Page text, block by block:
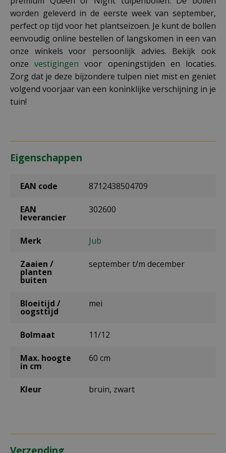
worden geleverd in de eerste week van september,
perfect op tijd voor het plantseizoen. Je kunt de bollen
eenvoudig online bestellen of langskomen in een van
onze winkels voor persoonlijk advies. Bekijk ook
onzevestigingen voor openingstijden en locaties.
Zorg dat je deze bijzondere tulpen niet mist en geniet
volgend voorjaar van een koninklijke verschijning in je
tuin!
Eigenschappen
EAN code 8712438504709
EAN
leverancier
302600
Merk Jub
Zaaien /
planten
buiten
september t/m december
Bloeitijd /
oogsttijd
mei
Bolmaat 11/12
Max. hoogte
in cm
60 cm
Kleur bruin, zwart